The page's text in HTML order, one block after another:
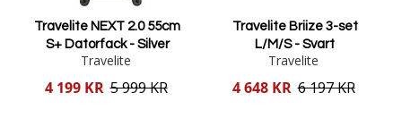
Travelite NEXT 2.0 55cm
S+ Datorfack - Silver
Travelite
Reducerat
4 199 KR 5 999 KR
Travelite Briize 3-set
L/M/S - Svart
Travelite
Reducerat
4 648 KR 6 197 KR